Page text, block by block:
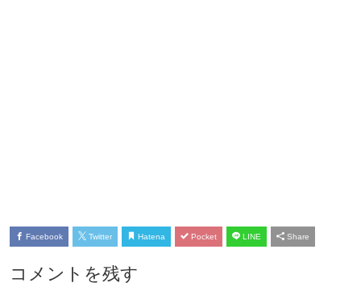
Facebook Twitter Hatena Pocket LINE Share
コメントを残す